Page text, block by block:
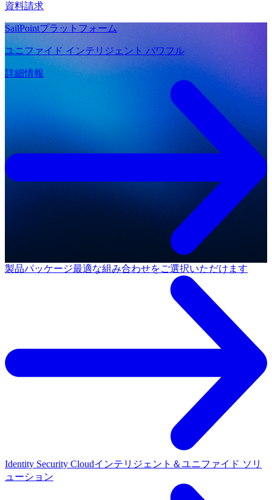
資料請求
SailPointプラットフォーム
ユニファイド インテリジェント パワフル
詳細情報
製品パッケージ最適な組み合わせをご選択いただけます
Identity Security Cloudインテリジェント＆ユニファイド ソリ
ューション